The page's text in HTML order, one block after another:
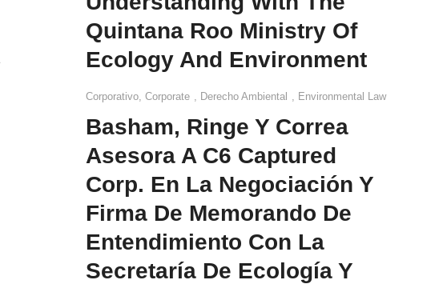
Quintana Roo Ministry Of
Ecology And Environment
Corporativo, Corporate , Derecho Ambiental , Environmental Law
Basham, Ringe Y Correa
Asesora A C6 Captured
Corp. En La Negociación Y
Firma De Memorando De
Entendimiento Con La
Secretaría De Ecología Y